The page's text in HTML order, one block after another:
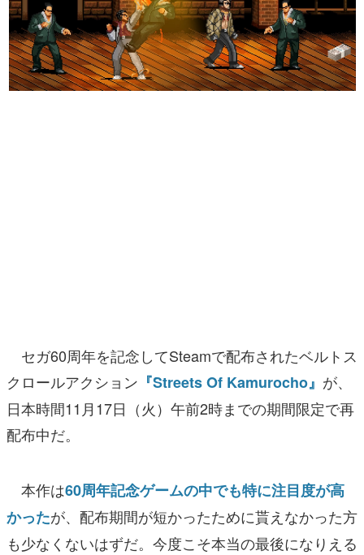
若ゲのいたり〜ゲームクリエイターの青春〜
『うつヌケ』『ペンと箸』等で知られるマンガ家・田中圭
一先生によるゲーム業界レポートマンガです。
なんでゲームは面白い？
アプリレビュー
その他
電ファミニコゲーマーとは？
セガ60周年を記念してSteamで配布されたベルトス
クロールアクション 『Streets Of Kamurocho』 が、
日本時間11月17日（火）午前2時までの期間限定で再
配布中だ。
本作は60周年記念ゲームの中でも特に注目度が高
かったが、配布期間が短かったために貰えなかった方
も少なくないはずだ。今度こそ本当の最後になりえる